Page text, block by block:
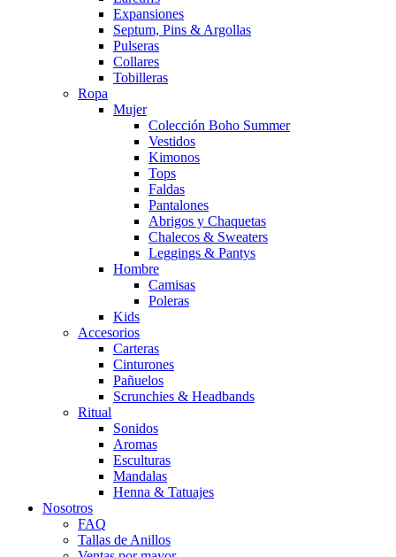
Expansiones
Septum, Pins & Argollas
Pulseras
Collares
Tobilleras
Ropa
Mujer
Colección Boho Summer
Vestidos
Kimonos
Tops
Faldas
Pantalones
Abrigos y Chaquetas
Chalecos & Sweaters
Leggings & Pantys
Hombre
Camisas
Poleras
Kids
Accesorios
Carteras
Cinturones
Pañuelos
Scrunchies & Headbands
Ritual
Sonidos
Aromas
Esculturas
Mandalas
Henna & Tatuajes
Nosotros
FAQ
Tallas de Anillos